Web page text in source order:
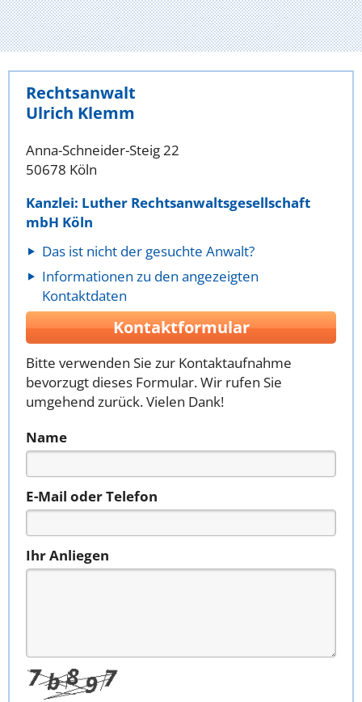
Rechtsanwalt
Ulrich Klemm
Anna-Schneider-Steig 22
50678 Köln
Kanzlei: Luther Rechtsanwaltsgesellschaft
mbH Köln
Das ist nicht der gesuchte Anwalt?
Informationen zu den angezeigten
Kontaktdaten
Kontaktformular
Bitte verwenden Sie zur Kontaktaufnahme
bevorzugt dieses Formular. Wir rufen Sie
umgehend zurück. Vielen Dank!
Name
E-Mail oder Telefon
Ihr Anliegen